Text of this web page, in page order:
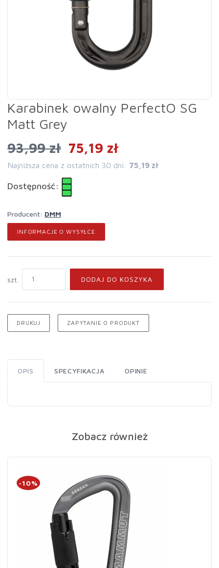
Karabinek owalny PerfectO SG
Matt Grey
93,99 zł 75,19 zł
Najniższa cena z ostatnich 30 dni: 75,19 zł
Dostępność:
Producent: DMM
INFORMACJE O WYSYŁCE
szt. DODAJ DO KOSZYKA
DRUKUJ ZAPYTANIE O PRODUKT
OPIS SPECYFIKACJA OPINIE
Zobacz również
-10%